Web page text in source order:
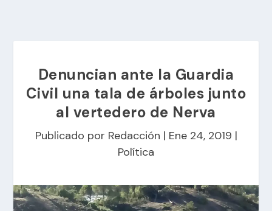
Denuncian ante la Guardia
Civil una tala de árboles junto
al vertedero de Nerva
Publicado por Redacción | Ene 24, 2019 |
Política